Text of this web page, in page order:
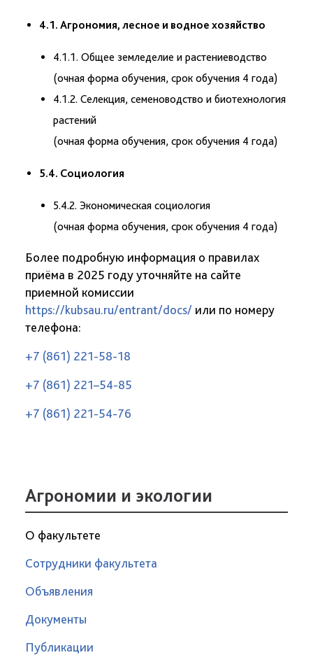
4.1. Агрономия, лесное и водное хозяйство
4.1.1. Общее земледелие и растениеводство
(очная форма обучения, срок обучения 4 года)
4.1.2. Селекция, семеноводство и биотехнология
растений
(очная форма обучения, срок обучения 4 года)
5.4. Социология
5.4.2. Экономическая социология
(очная форма обучения, срок обучения 4 года)
Более подробную информация о правилах
приёма в 2025 году уточняйте на сайте
приемной комиссии
https://kubsau.ru/entrant/docs/ или по номеру
телефона:
+7 (861) 221-58-18
+7 (861) 221–54-85
+7 (861) 221-54-76
Агрономии и экологии
О факультете
Сотрудники факультета
Объявления
Документы
Публикации